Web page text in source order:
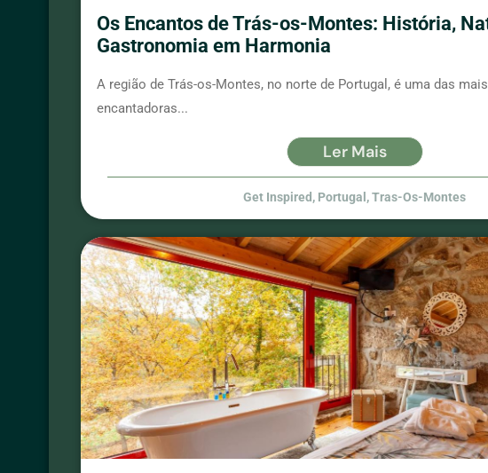
Os Encantos de Trás-os-Montes: História,
Gastronomia em Harmonia
A região de Trás-os-Montes, no norte de Portugal, é uma das
encantadoras...
Ler Mais
Get Inspired , Portugal ,Tras-Os-Montes